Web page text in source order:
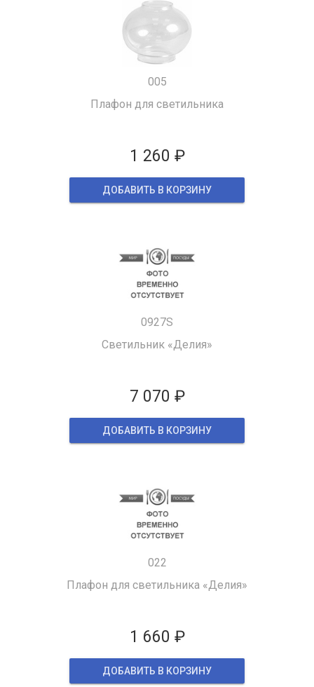
005
Плафон для светильника
1 260 ₽
ДОБАВИТЬ В КОРЗИНУ
0927S
Светильник «Делия»
7 070 ₽
ДОБАВИТЬ В КОРЗИНУ
022
Плафон для светильника «Делия»
1 660 ₽
ДОБАВИТЬ В КОРЗИНУ